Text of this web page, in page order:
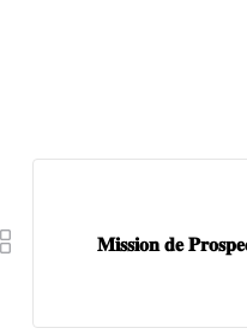
𝐌𝐢𝐬𝐬𝐢𝐨𝐧 𝐝𝐞